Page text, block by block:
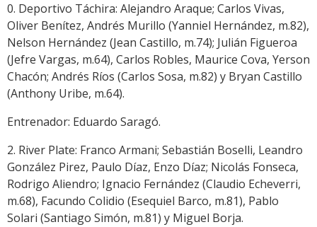
0. Deportivo Táchira: Alejandro Araque; Carlos Vivas,
Oliver Benítez, Andrés Murillo (Yanniel Hernández, m.82),
Nelson Hernández (Jean Castillo, m.74); Julián Figueroa
(Jefre Vargas, m.64), Carlos Robles, Maurice Cova, Yerson
Chacón; Andrés Ríos (Carlos Sosa, m.82) y Bryan Castillo
(Anthony Uribe, m.64).
Entrenador: Eduardo Saragó.
2. River Plate: Franco Armani; Sebastián Boselli, Leandro
González Pirez, Paulo Díaz, Enzo Díaz; Nicolás Fonseca,
Rodrigo Aliendro; Ignacio Fernández (Claudio Echeverri,
m.68), Facundo Colidio (Esequiel Barco, m.81), Pablo
Solari (Santiago Simón, m.81) y Miguel Borja.